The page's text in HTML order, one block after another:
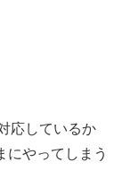
応しているか
にやってしまう